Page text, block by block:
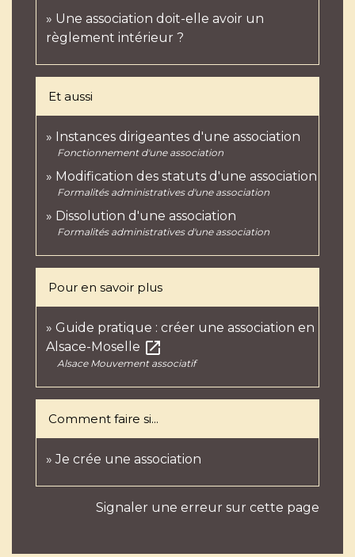
Une association doit-elle avoir un
règlement intérieur ?
Et aussi
Instances dirigeantes d'une association
Fonctionnement d'une association
Modification des statuts d'une association
Formalités administratives d'une association
Dissolution d'une association
Formalités administratives d'une association
Pour en savoir plus
Guide pratique : créer une association en
Alsace-Moselle open_in_new
Alsace Mouvement associatif
Comment faire si...
Je crée une association
Signaler une erreur sur cette page